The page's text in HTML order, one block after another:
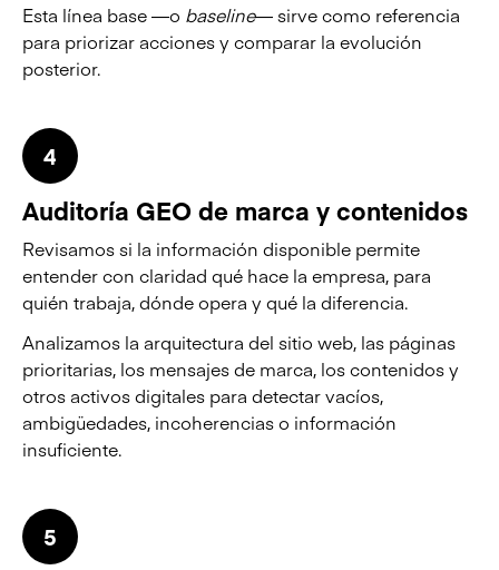
Esta línea base —o baseline— sirve como referencia
para priorizar acciones y comparar la evolución
posterior.
4
Auditoría GEO de marca y contenidos
Revisamos si la información disponible permite
entender con claridad qué hace la empresa, para
quién trabaja, dónde opera y qué la diferencia.
Analizamos la arquitectura del sitio web, las páginas
prioritarias, los mensajes de marca, los contenidos y
otros activos digitales para detectar vacíos,
ambigüedades, incoherencias o información
insuficiente.
5